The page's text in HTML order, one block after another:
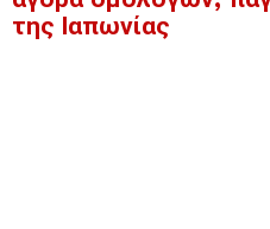
της Ιαπωνίας